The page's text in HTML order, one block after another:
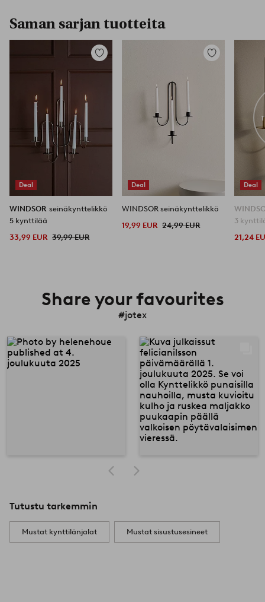
Saman sarjan tuotteita
Deal
Lisää
WINDSOR seinäkynttelikkö
5 kynttilää
33,99 EUR 39,99 EUR
Deal
Lisää
WINDSOR seinäkynttelikkö
19,99 EUR 24,99 EUR
Deal
3
21,24
Share your favourites
#jotex
Tutustu tarkemmin
Mustat kynttilänjalat Mustat sisustusesineet